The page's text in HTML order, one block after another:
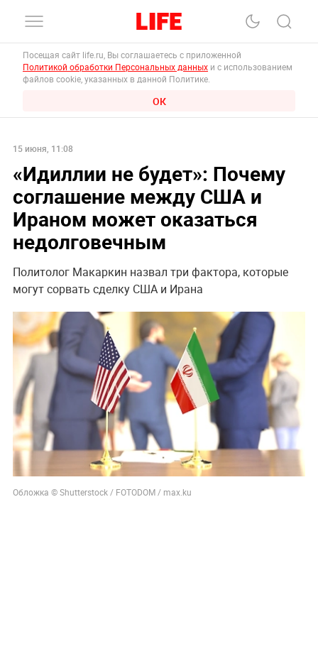
Посещая сайт life.ru, Вы соглашаетесь с приложенной
Политикой обработки Персональных данных и с использованием
файлов cookie, указанных в данной Политике.
ОК
15 июня, 11:08
«Идиллии не будет»: Почему
соглашение между США и
Ираном может оказаться
недолговечным
Политолог Макаркин назвал три фактора, которые
могут сорвать сделку США и Ирана
Обложка © Shutterstock / FOTODOM / max.ku